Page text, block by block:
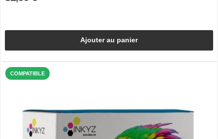
Ajouter au panier
COMPATIBLE